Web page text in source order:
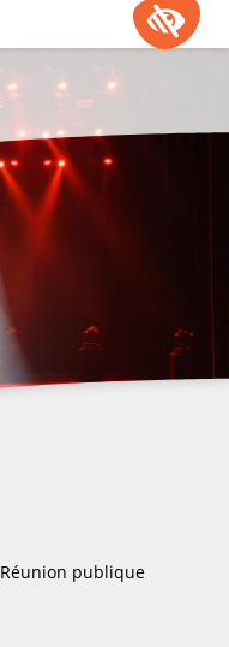
Réunion publique